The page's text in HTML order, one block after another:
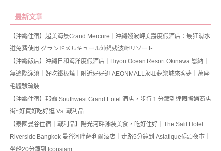
最新文章
【沖繩住宿】超美海景Grand Mercure｜沖繩殘波岬美爵度假酒店：最狂滑水
道免費使用 グランドメルキュール沖縄残波岬リゾート
【沖繩飯店】沖繩日和海洋度假酒店｜Hiyori Ocean Resort Okinawa 恩納｜
無邊際泳池｜好吃鐵板燒｜附近好好逛 AEONMALL永旺夢樂城來客夢｜萬座
毛體驗琉裝
【沖繩住宿】那霸 Southwest Grand Hotel 酒店，步行１分鐘到達國際通商店
街~好買好吃好逛 Vs. 戰利品
【泰國曼谷住宿｜戰利品】陽光河畔泳裝美食，吃好住好｜The Salil Hotel
Riverside Bangkok 曼谷河畔薩利爾酒店｜走路5分鐘到 Asiatique碼頭夜市｜
坐船20分鐘到 Iconsiam